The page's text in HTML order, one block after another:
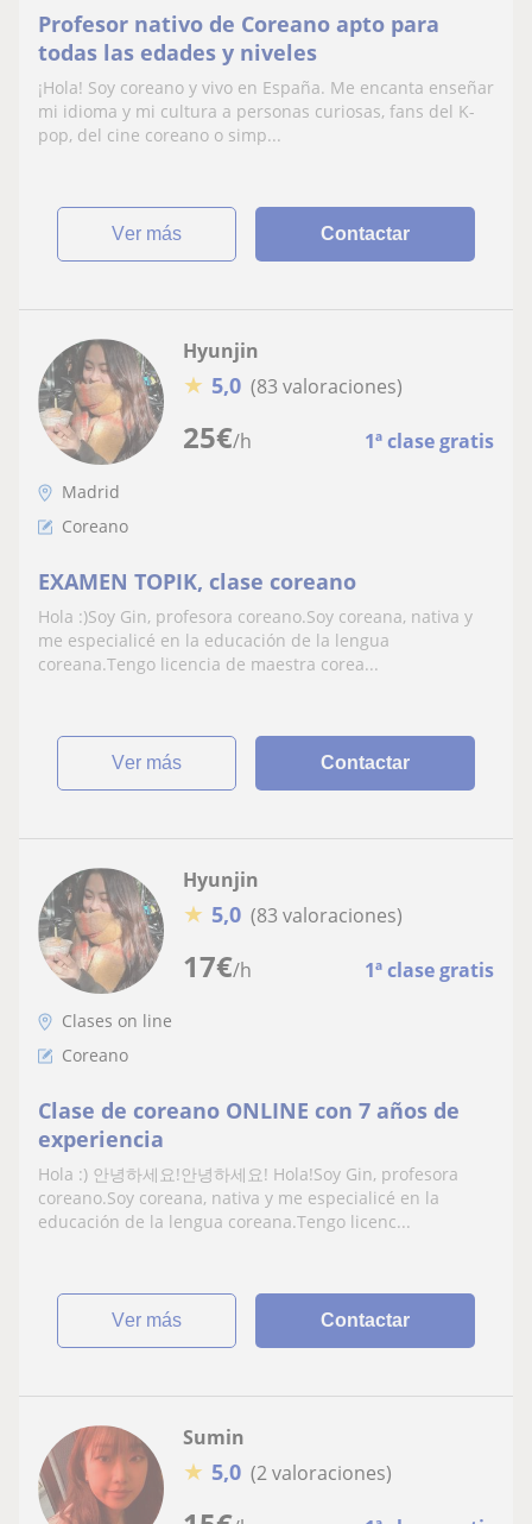
Profesor nativo de Coreano apto para
todas las edades y niveles
¡Hola! Soy coreano y vivo en España. Me encanta enseñar
mi idioma y mi cultura a personas curiosas, fans del K-
pop, del cine coreano o simp...
ver más Contactar
25€/h 1ª clase gratis
Hyunjin
★ 5,0 (83 valoraciones)
Madrid
Coreano
EXAMEN TOPIK, clase coreano
Hola :)Soy Gin, profesora coreano.Soy coreana, nativa y
me especialicé en la educación de la lengua
coreana.Tengo licencia de maestra corea...
ver más Contactar
17€/h 1ª clase gratis
Hyunjin
★ 5,0 (83 valoraciones)
Clases on line
Coreano
Clase de coreano ONLINE con 7 años de
experiencia
Hola :) 안녕하세요!안녕하세요! Hola!Soy Gin, profesora
coreano.Soy coreana, nativa y me especialicé en la
educación de la lengua coreana.Tengo licenc...
ver más Contactar
Sumin
★ 5,0 (2 valoraciones)